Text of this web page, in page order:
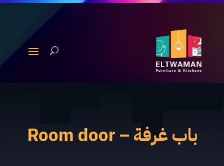
باب غرفة – Room door